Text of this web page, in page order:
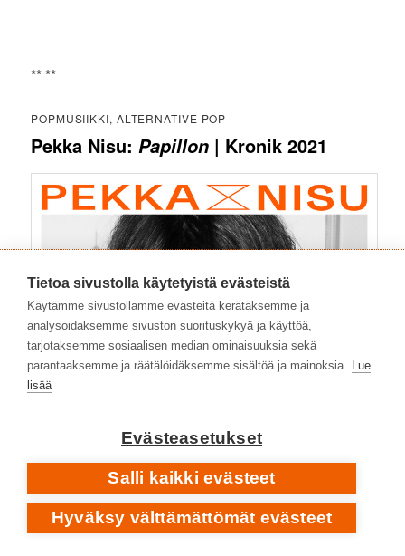
** **
POPMUSIIKKI, ALTERNATIVE POP
Pekka Nisu:Papillon | Kronik 2021
Tietoa sivustolla käytetyistä evästeistä
Käytämme sivustollamme evästeitä kerätäksemme ja
analysoidaksemme sivuston suorituskykyä ja käyttöä,
tarjotaksemme sosiaalisen median ominaisuuksia sekä
parantaaksemme ja räätälöidäksemme sisältöä ja mainoksia. Lue
lisää
Evästeasetukset
Salli kaikki evästeet
Hyväksy välttämättömät evästeet